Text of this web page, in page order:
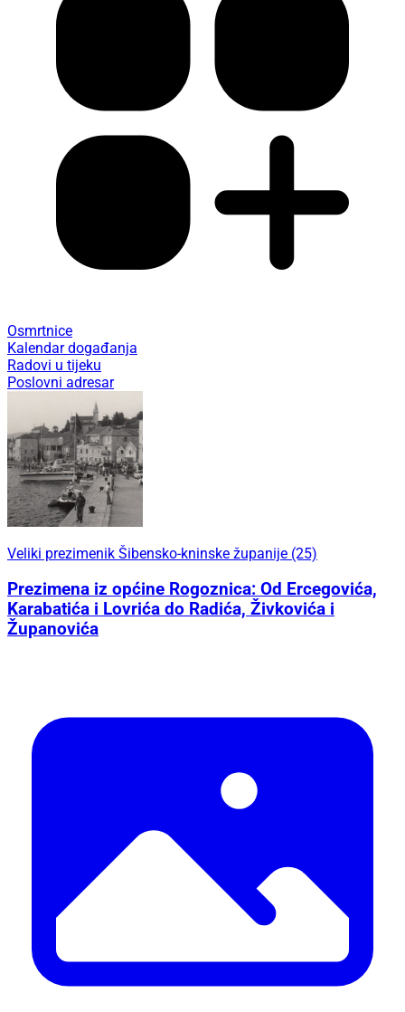
Osmrtnice
Kalendar događanja
Radovi u tijeku
Poslovni adresar
Veliki prezimenik Šibensko-kninske županije (25)
Prezimena iz općine Rogoznica: Od Ercegovića,
Karabatića i Lovrića do Radića, Živkovića i
Županovića